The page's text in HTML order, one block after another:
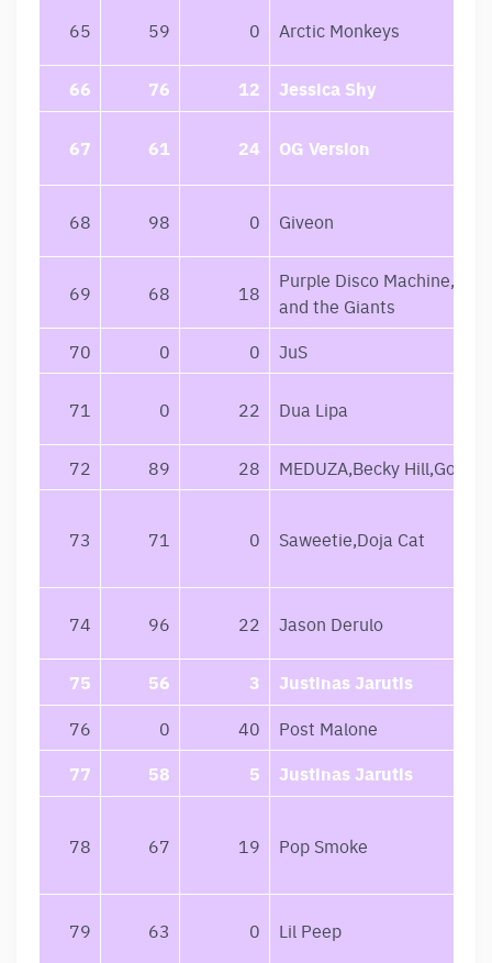
65 59 0 Arctic Monkeys
66 76 12 Jessica Shy
67 61 24 OG Version
68 98 0 Giveon
69 68 18
Purple Disco
and the Giants
70
0 0 JuS
71 0 22 Dua Lipa
72 89 28 MEDUZA,Becky
73 71 0 Saweetie,Doja Cat
74 96 22 Jason Derulo
75 56 3 Justinas Jarutis
76 0 40 Post Malone
77 58 5 Justinas Jarutis
78 67 19 Pop Smoke
79 63 0 Lil Peep